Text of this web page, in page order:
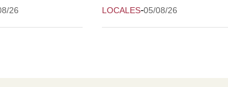
26 LOCALES-05/08/26